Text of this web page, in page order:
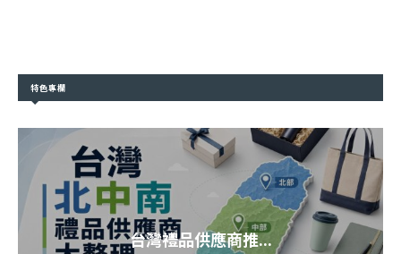
特色專欄
台灣禮品供應商推...